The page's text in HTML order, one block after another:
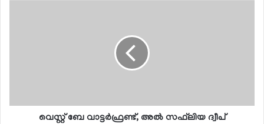
വെസ്റ്റ് ബേ വാട്ടര്‍ഫ്രണ്ട്, അല്‍ സഫ്‌ലിയ ദ്വീപ്